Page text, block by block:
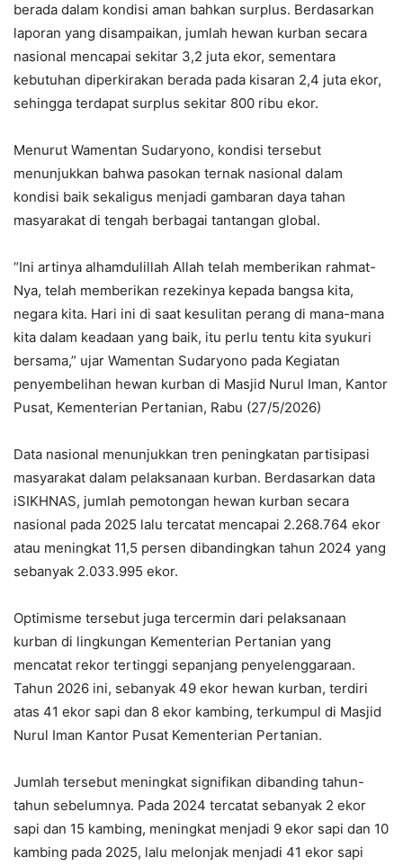
berada dalam kondisi aman bahkan surplus. Berdasarkan
laporan yang disampaikan, jumlah hewan kurban secara
nasional mencapai sekitar 3,2 juta ekor, sementara
kebutuhan diperkirakan berada pada kisaran 2,4 juta ekor,
sehingga terdapat surplus sekitar 800 ribu ekor.
Menurut Wamentan Sudaryono, kondisi tersebut
menunjukkan bahwa pasokan ternak nasional dalam
kondisi baik sekaligus menjadi gambaran daya tahan
masyarakat di tengah berbagai tantangan global.
“Ini artinya alhamdulillah Allah telah memberikan rahmat-
Nya, telah memberikan rezekinya kepada bangsa kita,
negara kita. Hari ini di saat kesulitan perang di mana-mana
kita dalam keadaan yang baik, itu perlu tentu kita syukuri
bersama,” ujar Wamentan Sudaryono pada Kegiatan
penyembelihan hewan kurban di Masjid Nurul Iman, Kantor
Pusat, Kementerian Pertanian, Rabu (27/5/2026)
Data nasional menunjukkan tren peningkatan partisipasi
masyarakat dalam pelaksanaan kurban. Berdasarkan data
iSIKHNAS, jumlah pemotongan hewan kurban secara
nasional pada 2025 lalu tercatat mencapai 2.268.764 ekor
atau meningkat 11,5 persen dibandingkan tahun 2024 yang
sebanyak 2.033.995 ekor.
Optimisme tersebut juga tercermin dari pelaksanaan
kurban di lingkungan Kementerian Pertanian yang
mencatat rekor tertinggi sepanjang penyelenggaraan.
Tahun 2026 ini, sebanyak 49 ekor hewan kurban, terdiri
atas 41 ekor sapi dan 8 ekor kambing, terkumpul di Masjid
Nurul Iman Kantor Pusat Kementerian Pertanian.
Jumlah tersebut meningkat signifikan dibanding tahun-
tahun sebelumnya. Pada 2024 tercatat sebanyak 2 ekor
sapi dan 15 kambing, meningkat menjadi 9 ekor sapi dan 10
kambing pada 2025, lalu melonjak menjadi 41 ekor sapi